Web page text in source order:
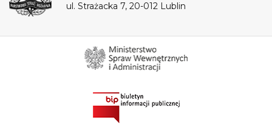
ul. Strażacka 7, 20-012 Lublin